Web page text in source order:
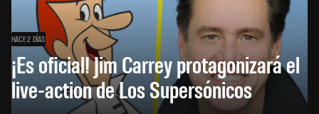
HACE 2 DÍAS
¡Es oficial! Jim Carrey protagonizará el
live-action de Los Supersónicos